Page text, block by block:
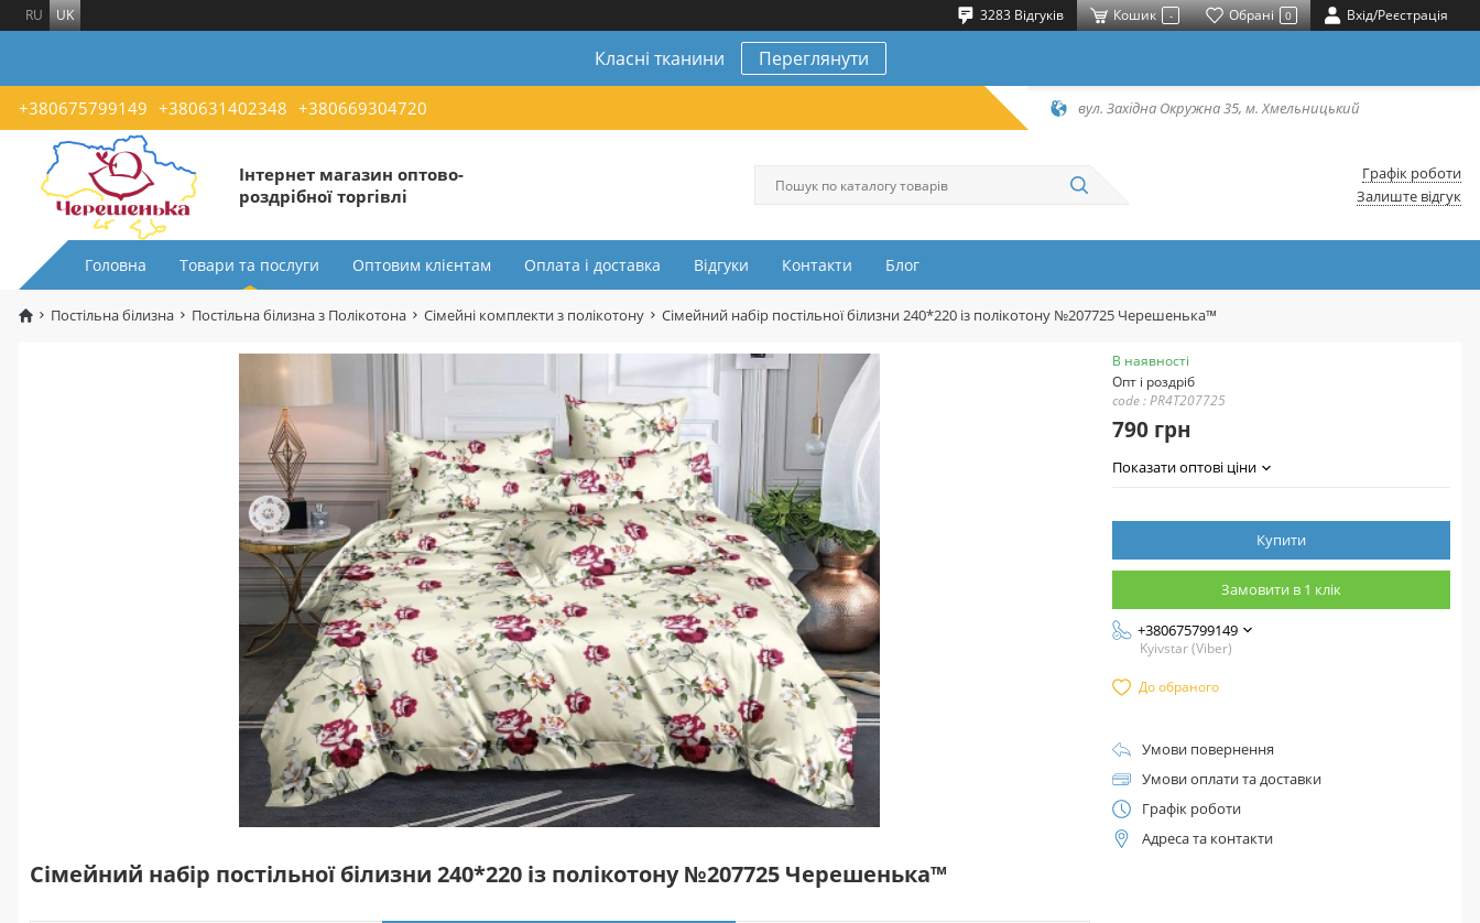
RU UK 3283 Відгуків Кошик - Обрані 0 Вхід/Реєстрація
Класні тканини Переглянути
+380675799149 +380631402348 +380669304720 вул. Західна Окружна 35, м. Хмельницький
Інтернет магазин оптово-
роздрібної торгівлі
Графік роботи
Залиште відгук
Головна Товари та послуги Оптовим клієнтам Оплата і доставка Відгуки Контакти Блог
Постільна білизна Постільна білизна з Полікотона Сімейні комплекти з полікотону Сімейний набір постільної білизни 240*220 із полікотону №207725 Черешенька™
Сімейний набір постільної білизни 240*220 із полікотону №207725 Черешенька™
В наявності
Опт і роздріб
code : PR4T207725
790 грн
Показати оптові ціни
Купити
Замовити в 1 клік
+380675799149
Kyivstar (Viber)
До обраного
Умови повернення
Умови оплати та доставки
Графік роботи
Адреса та контакти